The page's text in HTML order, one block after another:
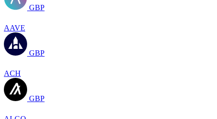
GBP
AAVE
GBP
ACH
GBP